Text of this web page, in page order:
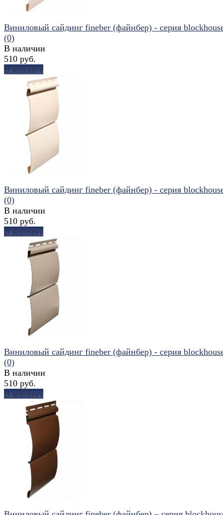
избранное сравнить
Виниловый сайдинг fineber (файнбер) - серия
(0)
В наличии
510 руб.
В корзину
избранное сравнить
Виниловый сайдинг fineber (файнбер) - серия
(0)
В наличии
510 руб.
В корзину
избранное сравнить
Виниловый сайдинг fineber (файнбер) - серия
(0)
В наличии
510 руб.
В корзину